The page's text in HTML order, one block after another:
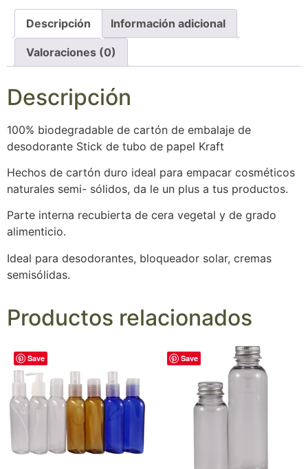
Descripción Información adicional
Valoraciones (0)
Descripción
100% biodegradable de cartón de embalaje de
desodorante Stick de tubo de papel Kraft
Hechos de cartón duro ideal para empacar cosméticos
naturales semi- sólidos, da le un plus a tus productos.
Parte interna recubierta de cera vegetal y de grado
alimenticio.
Ideal para desodorantes, bloqueador solar, cremas
semisólidas.
Productos relacionados
Save Save